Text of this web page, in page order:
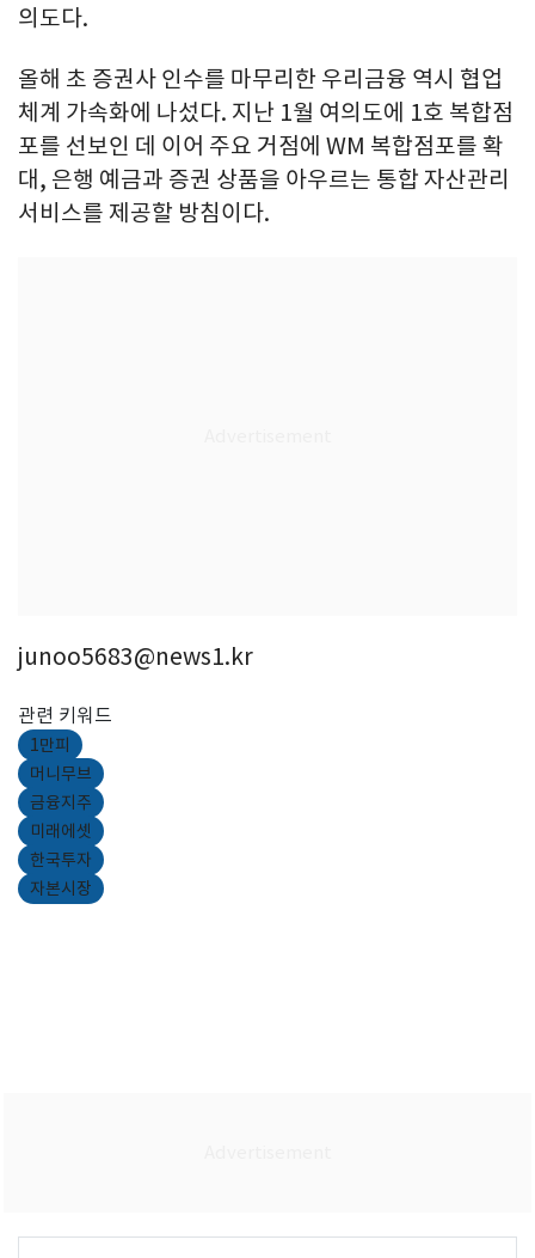
의도다.
올해 초 증권사 인수를 마무리한 우리금융 역시 협업
체계 가속화에 나섰다. 지난 1월 여의도에 1호 복합점
포를 선보인 데 이어 주요 거점에 WM 복합점포를 확
대, 은행 예금과 증권 상품을 아우르는 통합 자산관리
서비스를 제공할 방침이다.
junoo5683@news1.kr
관련 키워드
1만피
머니무브
금융지주
미래에셋
한국투자
자본시장